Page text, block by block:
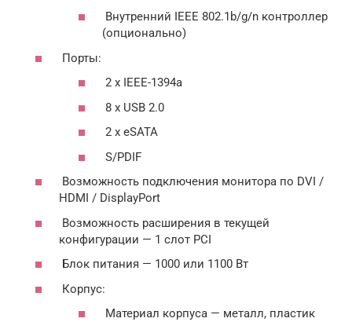
Внутренний IEEE 802.1b/g/n контроллер
(опционально)
Порты:
2 x IEEE-1394a
8 x USB 2.0
2 x eSATA
S/PDIF
Возможность подключения монитора по DVI /
HDMI / DisplayPort
Возможность расширения в текущей
конфигурации — 1 слот PCI
Блок питания — 1000 или 1100 Вт
Корпус:
Материал корпуса — металл, пластик